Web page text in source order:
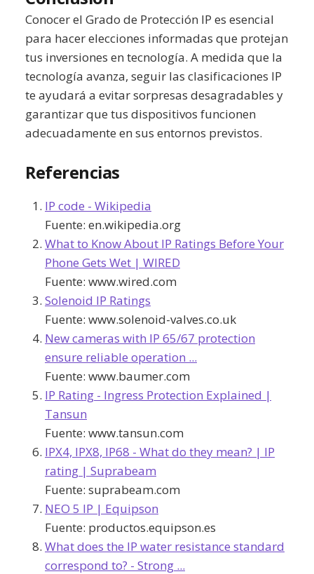
Conocer el Grado de Protección IP es esencial
para hacer elecciones informadas que protejan
tus inversiones en tecnología. A medida que la
tecnología avanza, seguir las clasificaciones IP
te ayudará a evitar sorpresas desagradables y
garantizar que tus dispositivos funcionen
adecuadamente en sus entornos previstos.
Referencias
IP code - Wikipedia
Fuente: en.wikipedia.org
What to Know About IP Ratings Before Your
Phone Gets Wet | WIRED
Fuente: www.wired.com
Solenoid IP Ratings
Fuente: www.solenoid-valves.co.uk
New cameras with IP 65/67 protection
ensure reliable operation ...
Fuente: www.baumer.com
IP Rating - Ingress Protection Explained |
Tansun
Fuente: www.tansun.com
IPX4, IPX8, IP68 - What do they mean? | IP
rating | Suprabeam
Fuente: suprabeam.com
NEO 5 IP | Equipson
Fuente: productos.equipson.es
What does the IP water resistance standard
correspond to? - Strong ...